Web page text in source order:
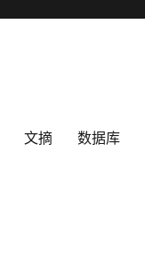
文摘 数据库